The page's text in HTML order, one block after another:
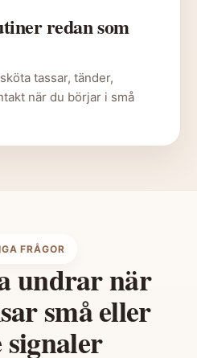
redan som
tassar, tänder,
när du börjar i små
FRÅGOR
undrar när
små eller